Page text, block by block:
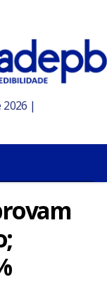
2026 |